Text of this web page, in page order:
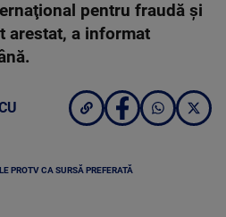
pentru fraudă şi
arestat, a informat
PROTV CA SURSĂ PREFERATĂ